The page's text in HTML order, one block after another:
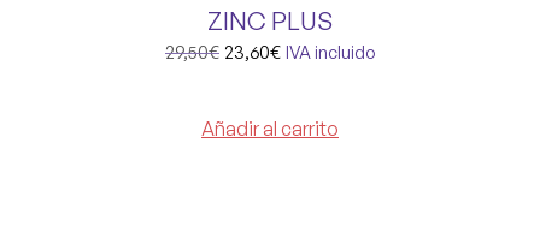
ZINC PLUS
29,50€ 23,60€ IVA incluido
Añadir al carrito